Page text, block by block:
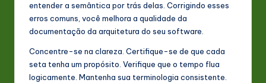
entender a semântica por trás delas. Corrigindo esses
erros comuns, você melhora a qualidade da
documentação da arquitetura do seu software.
Concentre-se na clareza. Certifique-se de que cada
seta tenha um propósito. Verifique que o tempo flua
logicamente. Mantenha sua terminologia consistente.